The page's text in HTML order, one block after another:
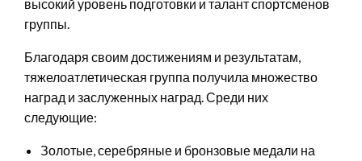
высокий уровень подготовки и талант спортсменов
группы.
Благодаря своим достижениям и результатам,
тяжелоатлетическая группа получила множество
наград и заслуженных наград. Среди них
следующие:
Золотые, серебряные и бронзовые медали на